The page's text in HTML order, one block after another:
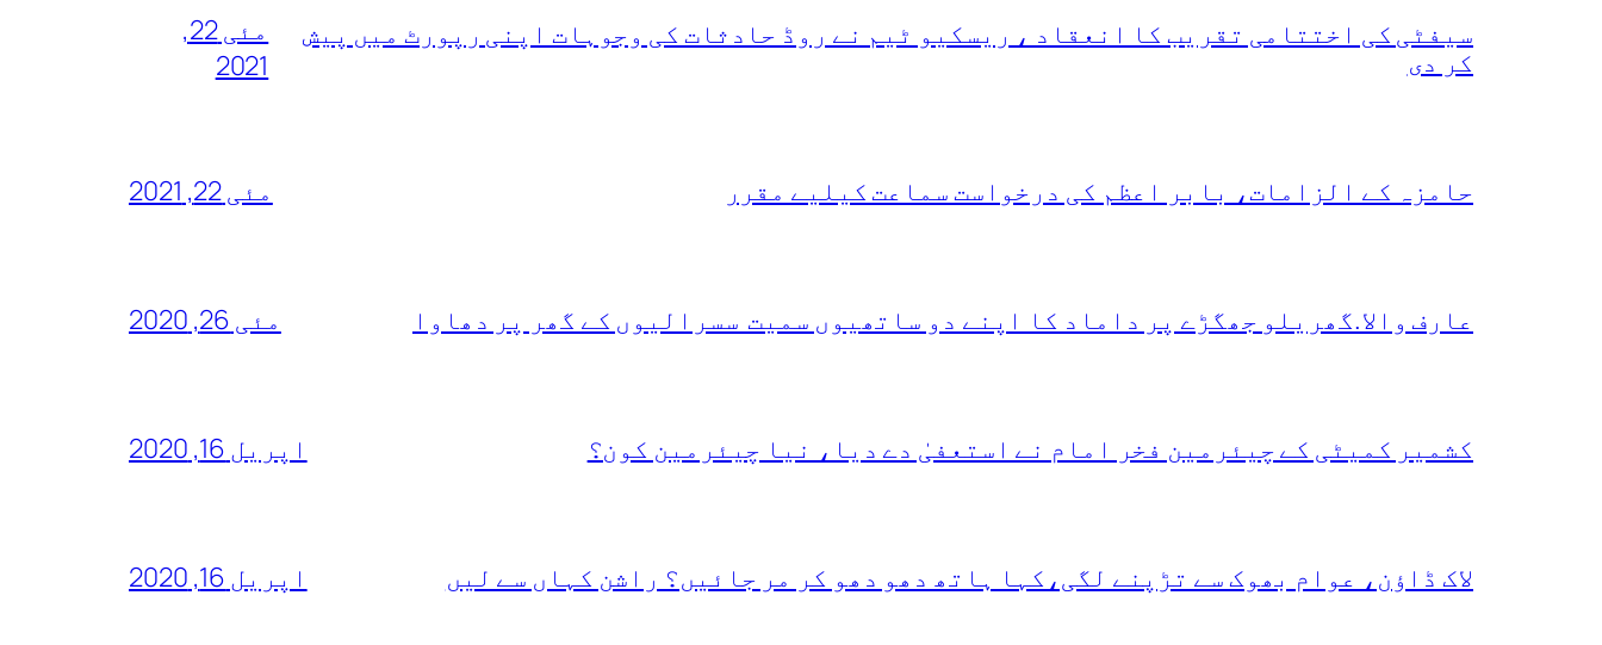
سیفٹی کی اختتامی تقریب کا انعقاد ، ریسکیو ٹیم نے روڈ حادثات کی وجوہات اپنی رپورٹ میں پیش
کر دی
مئی 22,
2021
حامزہ کے الزامات، بابر اعظم کی درخواست سماعت کیلیے مقرر مئی 22, 2021
عارف والا.گھریلو جھگڑے پر داماد کا اپنے دو ساتھیوں سمیت سسرالیوں کے گھر پر دھاوا مئی 26, 2020
کشمیر کمیٹی کے چیئرمین فخر امام نے استعفیٰ دے دیا، نیا چیئرمین کون؟ اپریل 16, 2020
لاک ڈاؤن، عوام بھوک سے تڑپنے لگی،کہا ہاتھ دھو دھو کر مر جائیں؟ راشن کہاں سے لیں اپریل 16, 2020